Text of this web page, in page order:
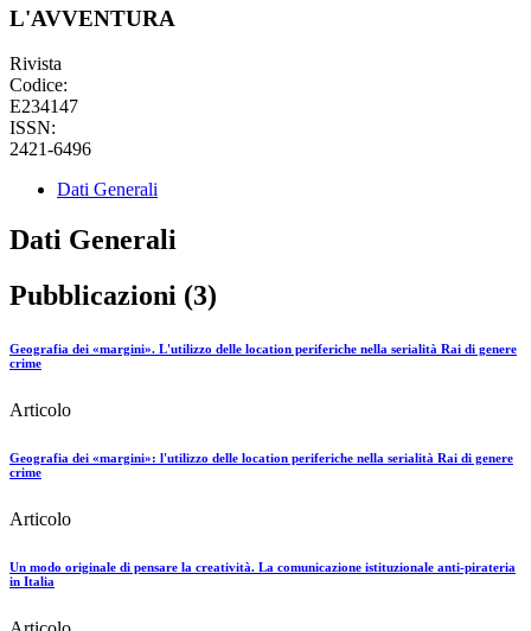
L'AVVENTURA
Rivista
Codice:
E234147
ISSN:
2421-6496
Dati Generali
Dati Generali
Pubblicazioni (3)
Geografia dei «margini». L'utilizzo delle location periferiche nella serialità Rai di genere
crime
Articolo
Geografia dei «margini»: l'utilizzo delle location periferiche nella serialità Rai di genere
crime
Articolo
Un modo originale di pensare la creatività. La comunicazione istituzionale anti-pirateria
in Italia